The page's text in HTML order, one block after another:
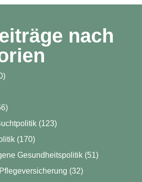
nach
(123)
(170)
Gesundheitspolitik(51)
(32)